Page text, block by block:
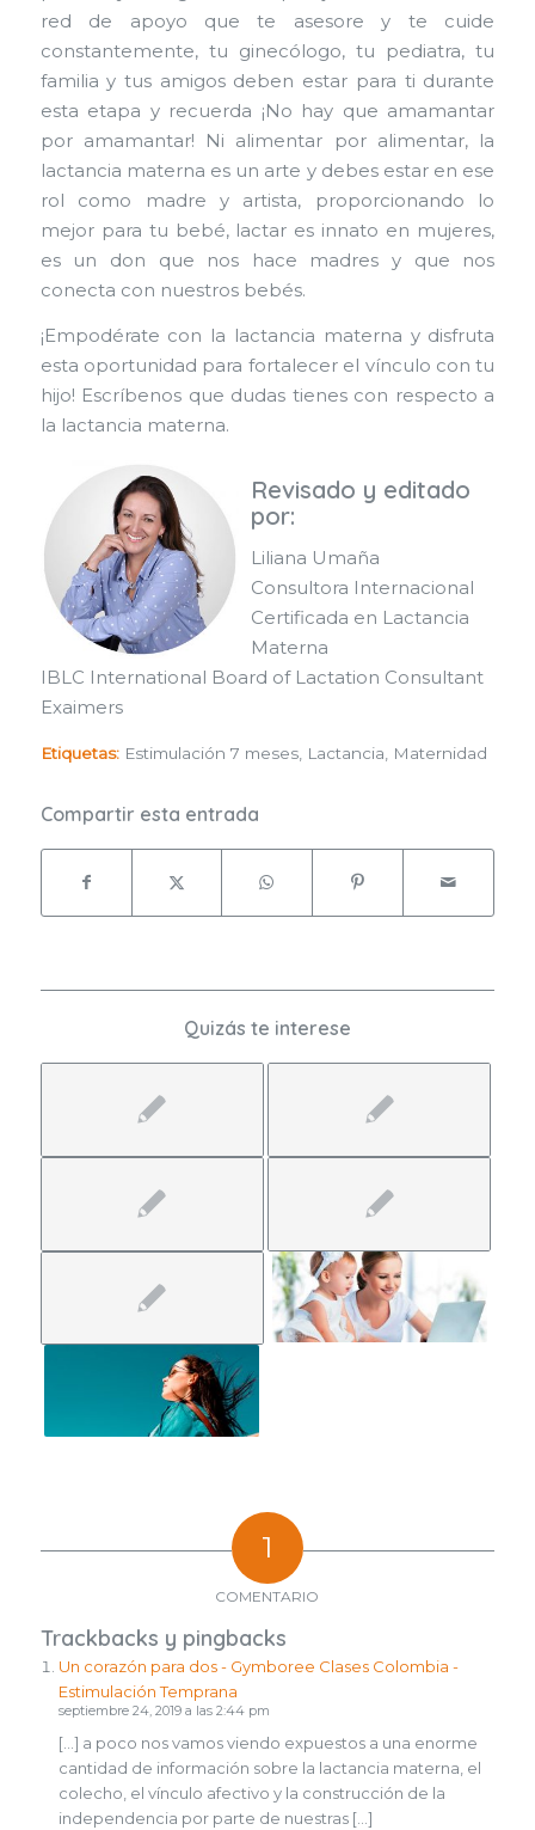
red de apoyo que te asesore y te cuide
constantemente, tu ginecólogo, tu pediatra, tu
familia y tus amigos deben estar para ti durante
esta etapa y recuerda ¡No hay que amamantar
por amamantar! Ni alimentar por alimentar, la
lactancia materna es un arte y debes estar en ese
rol como madre y artista, proporcionando lo
mejor para tu bebé, lactar es innato en mujeres,
es un don que nos hace madres y que nos
conecta con nuestros bebés.
¡Empodérate con la lactancia materna y disfruta
esta oportunidad para fortalecer el vínculo con tu
hijo! Escríbenos que dudas tienes con respecto a
la lactancia materna.
Revisado y editado
por:
Liliana Umaña
Consultora Internacional
Certificada en Lactancia
Materna
IBLC International Board of Lactation Consultant
Exaimers
Etiquetas: Estimulación 7 meses, Lactancia Maternidad
Compartir esta entrada
Quizás te interese
1
COMENTARIO
Trackbacks y pingbacks
Un corazón para dos - Gymboree Clases Colombia -
Estimulación Temprana
septiembre 24, 2019 a las 2:44 pm
[…] a poco nos vamos viendo expuestos a una enorme
cantidad de información sobre la lactancia materna, el
colecho, el vínculo afectivo y la construcción de la
independencia por parte de nuestras […]